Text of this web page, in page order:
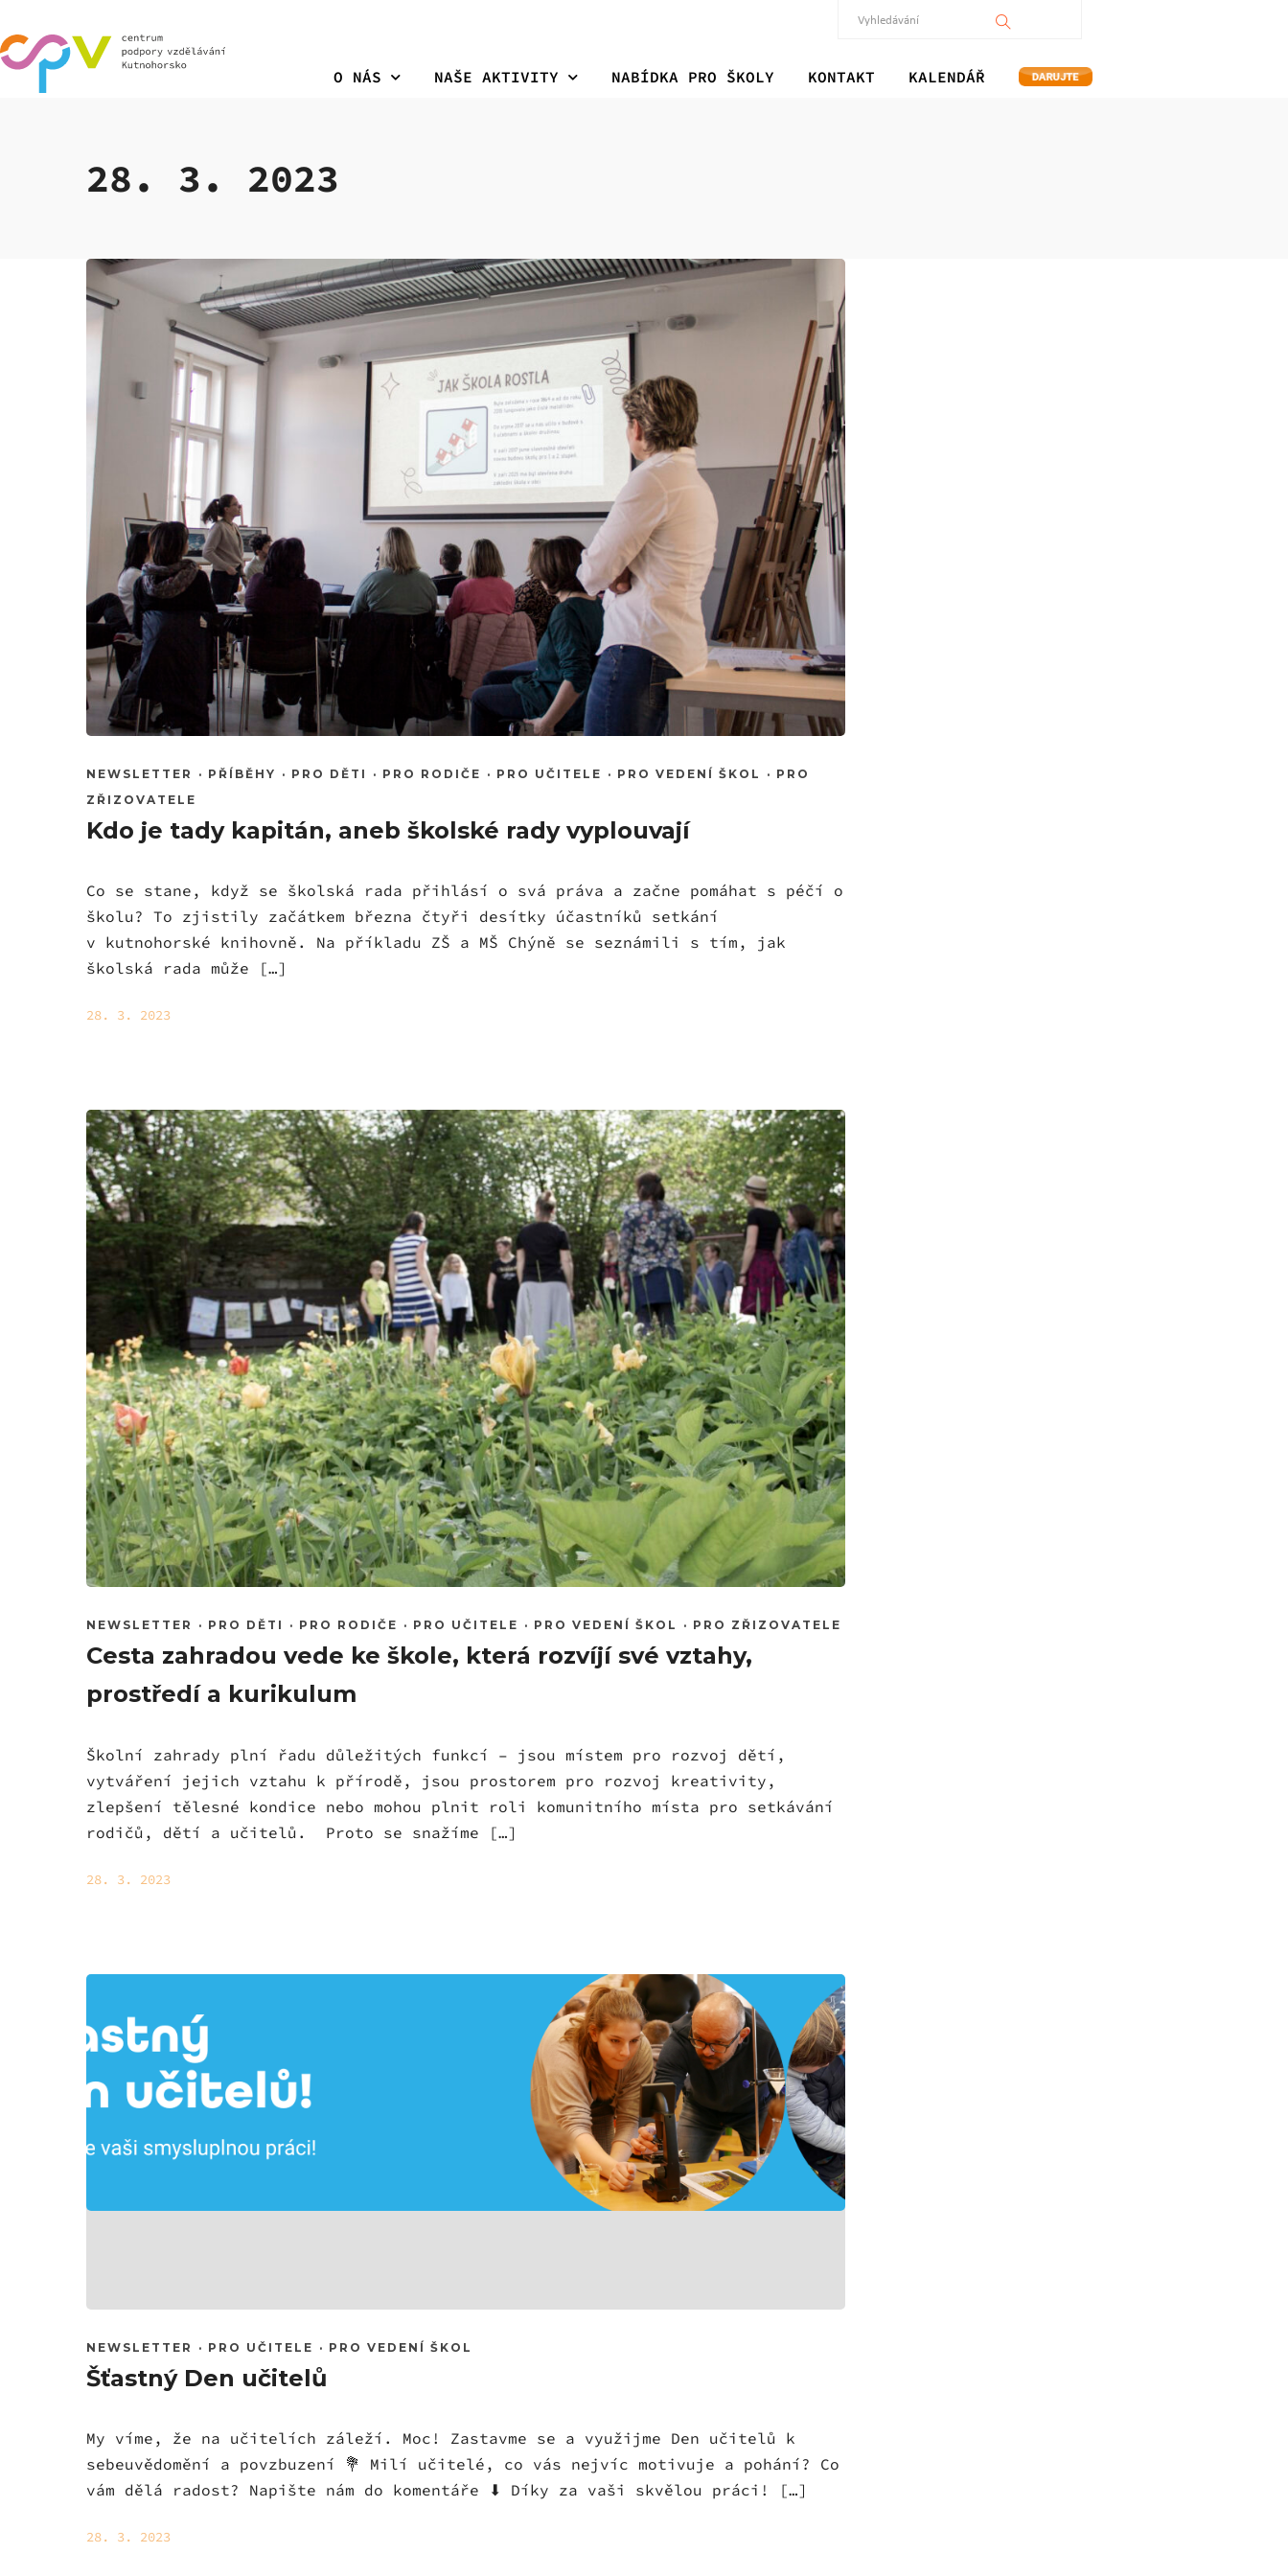
O NÁS NAŠE AKTIVITY NABÍDKA PRO ŠKOLY KONTAKT KALENDÁŘ
28. 3. 2023
NEWSLETTER · PŘÍBĚHY · PRO DĚTI · PRO RODIČE · PRO UČITELE · PRO VEDENÍ ŠKOL · PRO
ZŘIZOVATELE
Kdo je tady kapitán, aneb školské rady vyplouvají
Co se stane, když se školská rada přihlásí o svá práva a začne pomáhat s péčí o
školu? To zjistily začátkem března čtyři desítky účastníků setkání
v kutnohorské knihovně. Na příkladu ZŠ a MŠ Chýně se seznámili s tím, jak
školská rada může […]
28. 3. 2023
NEWSLETTER · PRO DĚTI · PRO RODIČE · PRO UČITELE · PRO VEDENÍ ŠKOL · PRO ZŘIZOVATELE
Cesta zahradou vede ke škole, která rozvíjí své vztahy,
prostředí a kurikulum
Školní zahrady plní řadu důležitých funkcí – jsou místem pro rozvoj dětí,
vytváření jejich vztahu k přírodě, jsou prostorem pro rozvoj kreativity,
zlepšení tělesné kondice nebo mohou plnit roli komunitního místa pro setkávání
rodičů, dětí a učitelů. Proto se snažíme […]
28. 3. 2023
NEWSLETTER · PRO UČITELE · PRO VEDENÍ ŠKOL
Šťastný Den učitelů
My víme, že na učitelích záleží. Moc! Zastavme se a využijme Den učitelů k
sebeuvědomění a povzbuzení 💐 Milí učitelé, co vás nejvíc motivuje a pohání? Co
vám dělá radost? Napište nám do komentáře ⬇ Díky za vaši skvělou práci! […]
28. 3. 2023